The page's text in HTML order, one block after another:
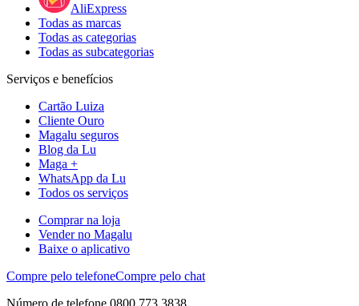
AliExpress
Todas as marcas
Todas as categorias
Todas as subcategorias
Serviços e benefícios
Cartão Luiza
Cliente Ouro
Magalu seguros
Blog da Lu
Maga +
WhatsApp da Lu
Todos os serviços
Comprar na loja
Vender no Magalu
Baixe o aplicativo
Compre pelo telefoneCompre pelo chat
Número de telefone 0800 773 3838